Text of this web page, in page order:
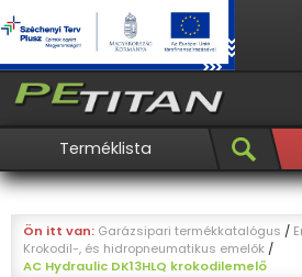
Terméklista
Ön itt van: Garázsipari termékkatalógus /
Krokodil-, és hidropneumatikus emelők /
AC Hydraulic DK13HLQ krokodilemelő